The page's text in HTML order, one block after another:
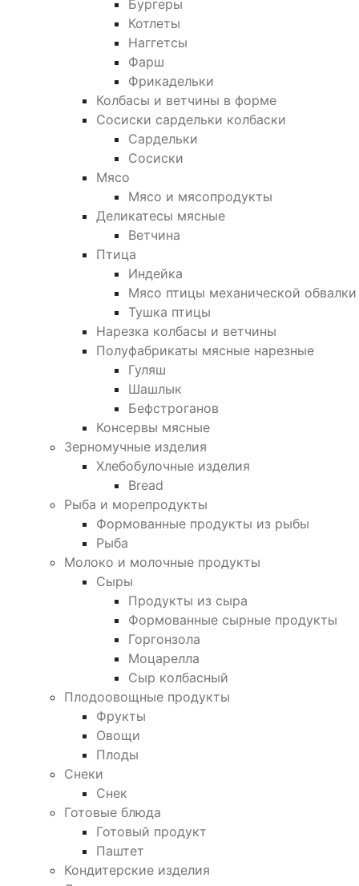
Бургеры
Котлеты
Наггетсы
Фарш
Фрикадельки
Колбасы и ветчины в форме
Сосиски сардельки колбаски
Сардельки
Сосиски
Мясо
Мясо и мясопродукты
Деликатесы мясные
Ветчина
Птица
Индейка
Мясо птицы механической обвалки
Тушка птицы
Нарезка колбасы и ветчины
Полуфабрикаты мясные нарезные
Гуляш
Шашлык
Бефстроганов
Консервы мясные
Зерномучные изделия
Хлебобулочные изделия
Bread
Рыба и морепродукты
Формованные продукты из рыбы
Рыба
Молоко и молочные продукты
Сыры
Продукты из сыра
Формованные сырные продукты
Горгонзола
Моцарелла
Сыр колбасный
Плодоовощные продукты
Фрукты
Овощи
Плоды
Снеки
Снек
Готовые блюда
Готовый продукт
Паштет
Кондитерские изделия